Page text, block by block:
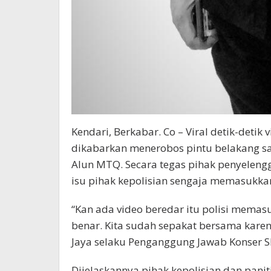
Kendari, Berkabar. Co – Viral detik-detik
dikabarkan menerobos pintu belakang
Alun MTQ. Secara tegas pihak
isu pihak kepolisian sengaja
“Kan ada video beredar itu polisi
benar. Kita sudah sepakat bersama
Jaya selaku Penganggung Jawab Konser